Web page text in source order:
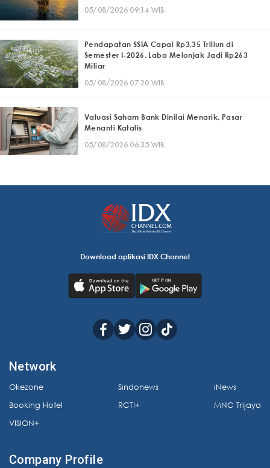
05/08/2026 09:14 WIB
Pendapatan SSIA Capai Rp3,35 Triliun di
Semester I-2026, Laba Melonjak Jadi Rp263
Miliar
05/08/2026 07:20 WIB
Valuasi Saham Bank Dinilai Menarik, Pasar
Menanti Katalis
05/08/2026 06:35 WIB
Download aplikasi IDX Channel
Network
Okezone
Booking Hotel
VISION+
Sindonews
RCTI+
iNews
MNC Trijaya
Company Profile